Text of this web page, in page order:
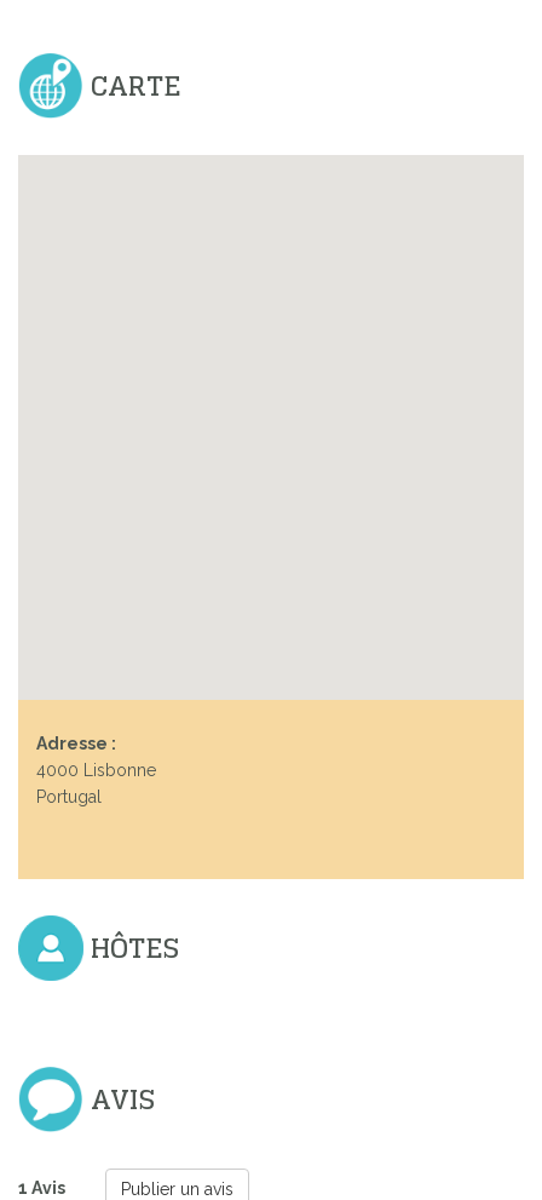
CARTE
Adresse :
4000 Lisbonne
Portugal
HÔTES
AVIS
1 Avis Publier un avis